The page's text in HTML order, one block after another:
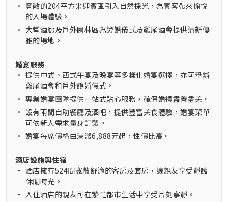
• 寬敞的204平方米迎賓區引入自然採光，為賓客帶來愉悅
的入場體驗。
• 大堂酒廊及戶外園林區為證婚儀式及雞尾酒會提供清新優
雅的場地。
婚宴服務
• 提供中式、西式午宴及晚宴等多樣化婚宴選擇，亦可舉辦
雞尾酒會和戶外證婚儀式。
• 專業婚宴團隊提供一站式貼心服務，確保婚禮盡善盡美。
• 設有兩間自助餐廳及酒吧，提供豐富美食體驗，婚宴菜單
可依新人需求量身訂製。
• 婚宴每席價格由港幣6,888元起，性價比高。
酒店設施與住宿
• 酒店擁有524間寬敞舒適的客房及套房，讓親友享受靜謐
休閒時光。
• 入住酒店的親友可在繁忙都市生活中享受片刻寧靜。